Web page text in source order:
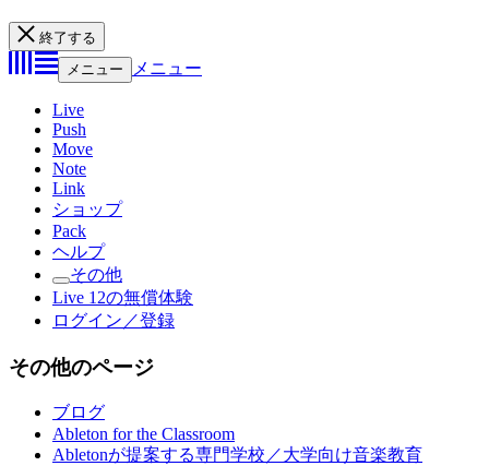
終了する
メニュー
メニュー
Live
Push
Move
Note
Link
ショップ
Pack
ヘルプ
その他
Live 12の無償体験
ログイン／登録
その他のページ
ブログ
Ableton for the Classroom
Abletonが提案する専門学校／大学向け音楽教育